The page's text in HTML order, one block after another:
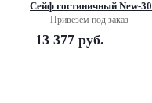
Сейф гостиничный New-30
Привезем под заказ
13 377 руб.